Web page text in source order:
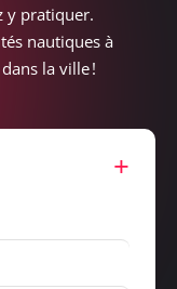
y pratiquer.
nautiques à
la ville !